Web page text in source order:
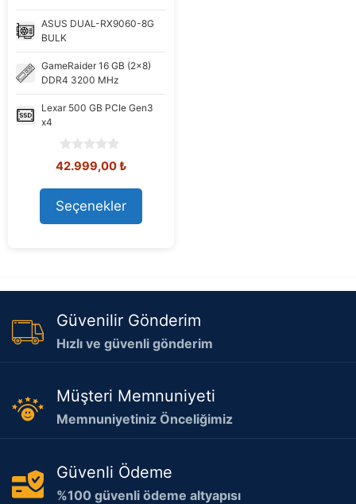
ASUS DUAL-RX9060-8G
BULK
GameRaider 16 GB (2x8)
DDR4 3200 MHz
Lexar 500 GB PCIe Gen3
x4
0
o
u
t
o
f
Orijinal
45.179,98 ₺.
42.999,00₺Şu
Seçenekler
Güvenilir Gönderim
Hızlı ve güvenli gönderim
Müşteri Memnuniyeti
Memnuniyetiniz Önceliğimiz
Güvenli Ödeme
%100 güvenli ödeme altyapısı